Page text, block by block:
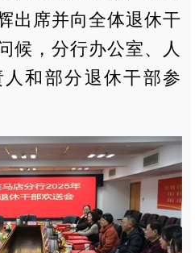
出席并向全体退休干
候，分行办公室、人
和部分退休干部参